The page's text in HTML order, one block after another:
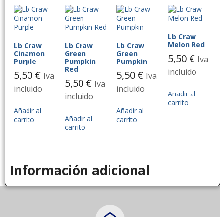
Lb Craw
Cinamon
Purple
5,50 € Iva
incluido
Añadir al
carrito
Lb Craw
Green
Pumpkin
Red
5,50 € Iva
incluido
Añadir al
carrito
Lb Craw
Green
Pumpkin
5,50 € Iva
incluido
Añadir al
carrito
Lb Craw
Melon Red
5,50 € Iva
incluido
Añadir al
carrito
Información adicional